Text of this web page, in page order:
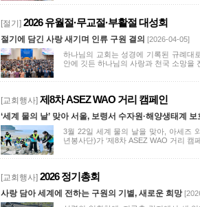
[절기] 2026 유월절·무교절·부활절 대성회
절기에 담긴 사랑 새기며 인류 구원 결의 [2026-04-05]
하나님의 교회는 성경에 기록된 규례대
안에 깃든 하나님의 사랑과 천국 소망을
[교회행사] 제8차 ASEZ WAO 거리 캠페인
‘세계 물의 날’ 맞아 서울, 보령서 수자원·해양생태계 보
3월 22일 세계 물의 날을 맞아, 아세즈
년봉사단)가 ‘제8차 ASEZ WAO 거리 캠
[교회행사] 2026 정기총회
사랑 담아 세계에 전하는 구원의 기별, 새로운 희망